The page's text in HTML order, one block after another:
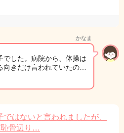
かなま
でした。病院から、体操は
きだけ言われていたの…
ではないと言われましたが、
恥骨辺り…